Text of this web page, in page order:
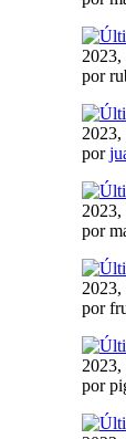
2023,
por
2023,
por
2023,
por
2023,
por
2023,
por